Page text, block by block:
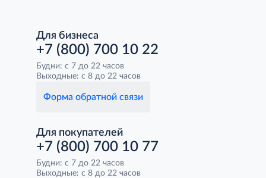
Для бизнеса
+7 (800) 700 10 22
Будни: с 7 до 22 часов
Выходные: с 8 до 22 часов
Форма обратной связи
Для покупателей
+7 (800) 700 10 77
Будни: с 7 до 22 часов
Выходные: с 8 до 22 часов